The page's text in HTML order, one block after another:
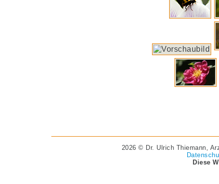
2026 © Dr. Ulrich Thiemann,
Diese